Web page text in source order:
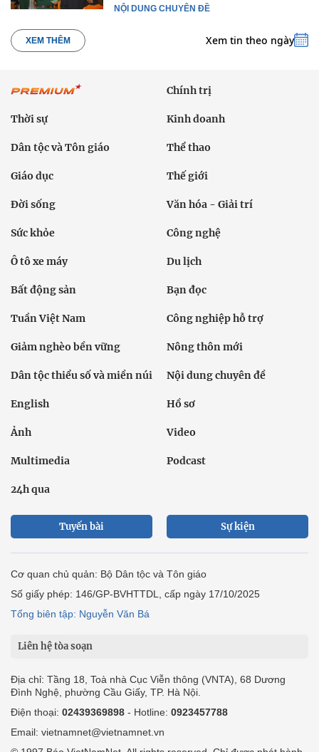
NỘI DUNG CHUYÊN ĐỀ
XEM THÊM Xem tin theo ngày
Chính trị
Thời sự Kinh doanh
Dân tộc và Tôn giáo Thể thao
Giáo dục Thế giới
Đời sống Văn hóa - Giải trí
Sức khỏe Công nghệ
Ô tô xe máy Du lịch
Bất động sản Bạn đọc
Tuần Việt Nam Công nghiệp hỗ trợ
Giảm nghèo bền vững Nông thôn mới
Dân tộc thiểu số và miền núi Nội dung chuyên đề
English Hồ sơ
Ảnh Video
Multimedia Podcast
24h qua
Tuyến bài Sự kiện
Cơ quan chủ quản: Bộ Dân tộc và Tôn giáo
Số giấy phép: 146/GP-BVHTTDL, cấp ngày 17/10/2025
Tổng biên tập: Nguyễn Văn Bá
Liên hệ tòa soạn
Địa chỉ: Tầng 18, Toà nhà Cục Viễn thông (VNTA), 68 Dương
Đình Nghệ, phường Cầu Giấy, TP. Hà Nội.
Điện thoại: 02439369898 - Hotline: 0923457788
Email: vietnamnet@vietnamnet.vn